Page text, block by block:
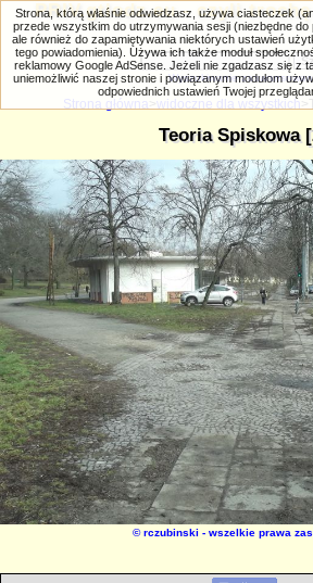
PRIV.gtlodz.eu - czyli
Wyszukiwanie
Strona główna widoczne dla wszystkich
Teoria Spiskowa
©rczubinski - wszelkie prawa
Strona, którą właśnie odwiedzasz, używa ciasteczek
przede wszystkim do utrzymywania sesji (niezbędne do
ale również do zapamiętywania niektórych ustawień
tego powiadomienia). Używa ich także moduł
reklamowy Google AdSense. Jeżeli nie zgadzasz się z
uniemożliwić naszej stronie i powiązanym modułom
odpowiednich ustawień Twojej